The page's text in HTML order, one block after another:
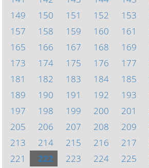
149
150 151 152 153
157
158 159 160 161
165
166 167 168 169
173
174 175 176 177
181
182 183 184 185
189
190 191 192 193
197
198 199 200 201
205
206 207 208 209
213
214 215 216 217
221
222 223 224 225